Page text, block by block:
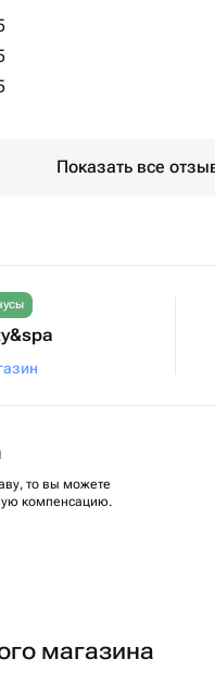
Показать все
то вы можете
компенсацию.
магазина